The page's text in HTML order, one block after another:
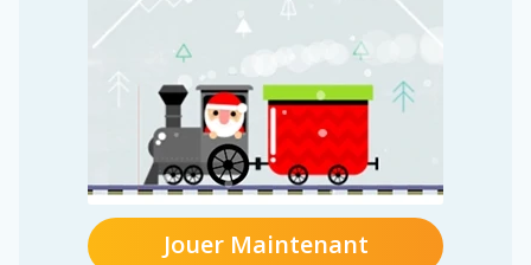
Jouer Maintenant